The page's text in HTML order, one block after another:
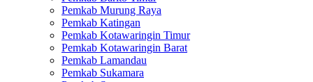
Pemkab Murung Raya
Pemkab Katingan
Pemkab Kotawaringin Timur
Pemkab Kotawaringin Barat
Pemkab Lamandau
Pemkab Sukamara